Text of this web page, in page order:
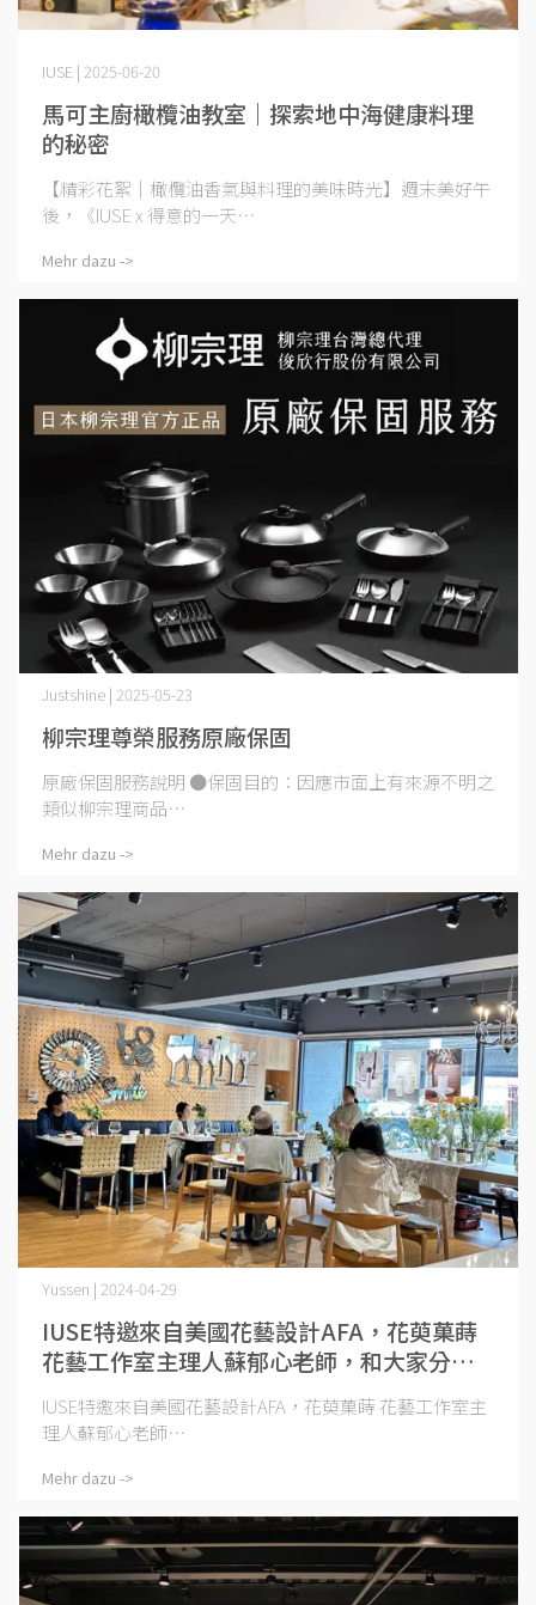
馬可主廚橄欖油教室｜探索地中海健康料理
的秘密
IUSE | 2025-06-20
【精彩花絮｜橄欖油香氣與料理的美味時光】週末美好午
後，《IUSE x 得意的一天⋯
Mehr dazu ->
柳宗理尊榮服務原廠保固
Justshine | 2025-05-23
原廠保固服務說明 ●保固目的：因應市面上有來源不明之
類似柳宗理商品⋯
Mehr dazu ->
IUSE特邀來自美國花藝設計AFA，花萸菓蒔
花藝工作室主理人蘇郁心老師，和大家分享
活用投入式桌花大成功！
Yussen | 2024-04-29
IUSE特邀來自美國花藝設計AFA，花萸菓蒔 花藝工作室主
理人蘇郁心老師⋯
Mehr dazu ->